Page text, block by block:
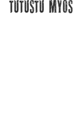
Tutustu myös